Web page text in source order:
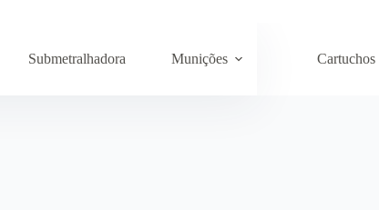
Submetralhadora Munições Cartuchos